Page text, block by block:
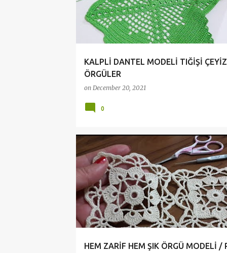
KALPLİ DANTEL MODELİ TIĞİŞİ
ÖRGÜLER
on December 20, 2021
0
HEM ZARİF HEM ŞIK ÖRGÜ MODELİ /
ÇEYİZLİK DANTELLER CROCHET CROCHET